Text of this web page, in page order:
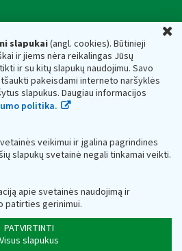
slapukai(angl. cookies). Būtinieji
ir jiems nėra reikalingas Jūsų
ir su kitų slapukų naudojimu. Savo
pakeisdami interneto naršyklės
slapukus. Daugiau informacijos
politika.
veikimui ir įgalina pagrindines
slapukų svetainė negali tinkamai veikti.
apie svetainės naudojimą ir
patirties gerinimui.
PATVIRTINTI
Visus slapukus
ministerijos
kodas — 188659752,
01107 Vilnius, Lietuva, el.paštas:
adresas 188659752
inspekciją prie Lietuvos
kaupiami ir saugomi Juridinių